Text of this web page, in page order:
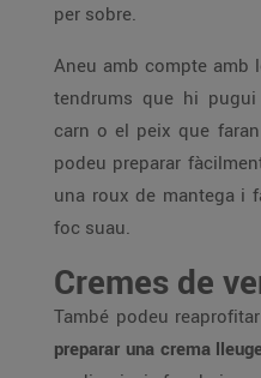
per sobre.
Aneu amb compte amb
tendrums que hi
carn o el peix que
podeu preparar
una roux de mantega i
foc suau.
Cremes de
També podeu
preparar una crema